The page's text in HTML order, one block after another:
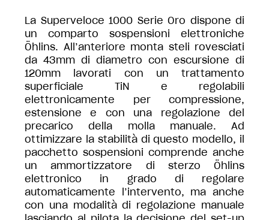
La Superveloce 1000 Serie Oro dispone di
un comparto sospensioni elettroniche
Öhlins. All’anteriore monta steli rovesciati
da 43mm di diametro con escursione di
120mm lavorati con un trattamento
superficiale TiN e regolabili
elettronicamente per compressione,
estensione e con una regolazione del
precarico della molla manuale. Ad
ottimizzare la stabilità di questo modello, il
pacchetto sospensioni comprende anche
un ammortizzatore di sterzo Öhlins
elettronico in grado di regolare
automaticamente l’intervento, ma anche
con una modalità di regolazione manuale